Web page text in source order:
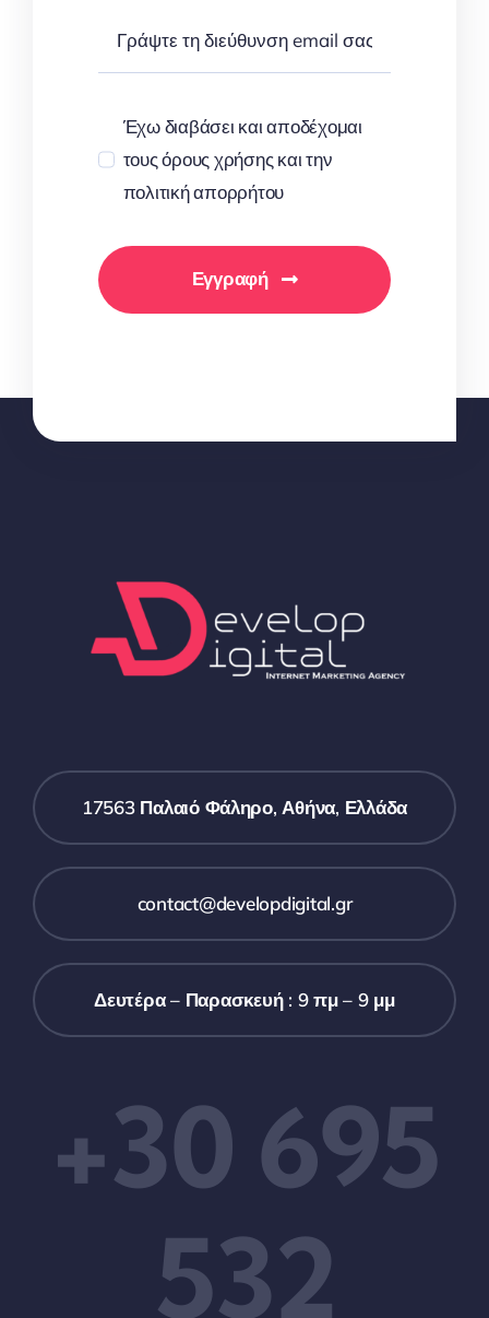
Έχω διαβάσει και αποδέχομαι
τους όρους χρήσης και την
πολιτική απορρήτου
Εγγραφή
17563 Παλαιό Φάληρο, Αθήνα, Ελλάδα
contact@developdigital.gr
Δευτέρα – Παρασκευή : 9 πμ – 9 μμ
+30 695
532